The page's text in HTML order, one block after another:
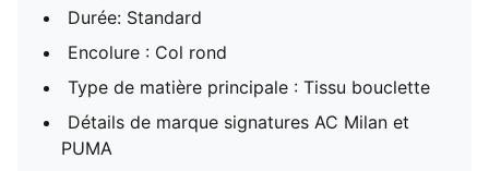
Durée: Standard
Encolure : Col rond
Type de matière principale : Tissu bouclette
Détails de marque signatures AC Milan et
PUMA